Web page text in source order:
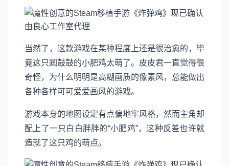
当然了，这款游戏在某种程度上还是很治愈的，毕
竟这只圆鼓鼓的小肥鸡太萌了。皮皮君一直觉得很
奇怪，为什么明明是高糊画质的像素风，总能做出
各种各样可可爱爱画风的游戏。
游戏本身的地图设定有点偏地牢风格，然而主角却
配上了一只白白胖胖的“小肥鸡”，这种反差也许就
造就了这只鸡的萌点。